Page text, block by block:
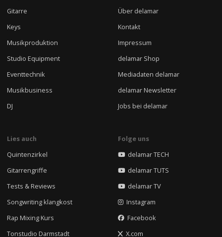
Gitarre
Keys
Musikproduktion
Studio Equipment
Eventtechnik
Musikbusiness
DJ
Über delamar
Kontakt
Impressum
delamar Shop
Mediadaten delamar
delamar Newsletter
Jobs bei delamar
Lies auch
Quintenzirkel
Gitarrengriffe
Tests & Reviews
Songwriting klangkost
Rap Mixing Kurs
Tonstudio Darmstadt
Folge uns
delamar TECH
delamar TUTS
delamar TV
Instagram
Facebook
X.com